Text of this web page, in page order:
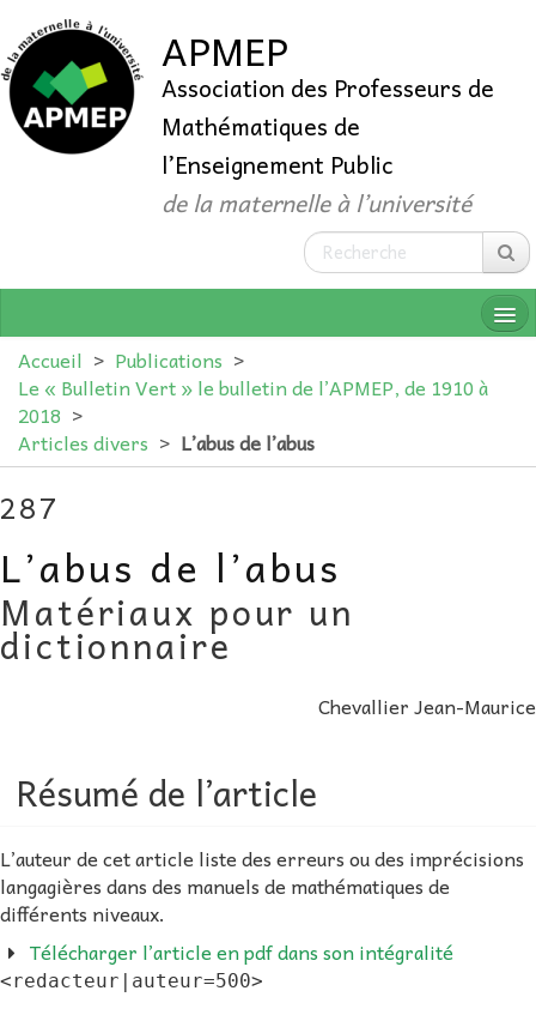
APMEP
Association des Professeurs de
Mathématiques de
l’Enseignement Public
de la maternelle à l’université
QUI SOMMES-NOUS ?
ADHÉRER
AU FIL DES MATHS
LIBRAIRIE
Accueil > Publications >
Le « Bulletin Vert » le bulletin de l’APMEP, de 1910 à
2018 >
Articles divers > L’abus de l’abus
287
L’abus de l’abus
Matériaux pour un
dictionnaire
Chevallier Jean-Maurice
Résumé de l’article
L’auteur de cet article liste des erreurs ou des imprécisions
langagières dans des manuels de mathématiques de
différents niveaux.
Télécharger l’article en pdf dans son intégralité
<redacteur|auteur=500>